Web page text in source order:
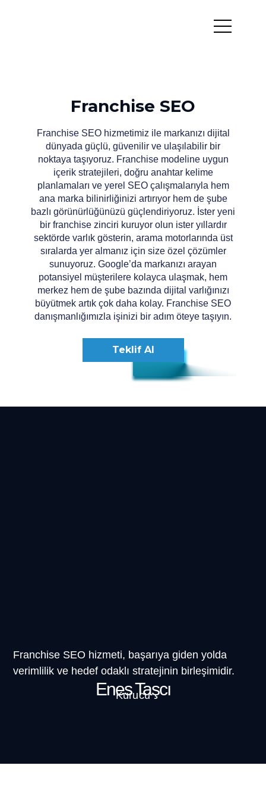
Franchise SEO
Franchise SEO hizmetimiz ile markanızı dijital
dünyada güçlü, güvenilir ve ulaşılabilir bir
noktaya taşıyoruz. Franchise modeline uygun
içerik stratejileri, doğru anahtar kelime
planlamaları ve yerel SEO çalışmalarıyla hem
ana marka bilinirliğinizi artırıyor hem de şube
bazlı görünürlüğünüzü güçlendiriyoruz. İster yeni
bir franchise zinciri kuruyor olun ister yıllardır
sektörde varlık gösterin, arama motorlarında üst
sıralarda yer almanız için size özel çözümler
sunuyoruz. Google’da markanızı arayan
potansiyel müşterilere kolayca ulaşmak, hem
merkez hem de şube bazında dijital varlığınızı
büyütmek artık çok daha kolay. Franchise SEO
danışmanlığımızla işinizi bir adım öteye taşıyın.
Teklif Al
Franchise SEO hizmeti, başarıya giden yolda
verimlilik ve hedef odaklı stratejinin birleşimidir.
Enes Taşcı
Kurucu